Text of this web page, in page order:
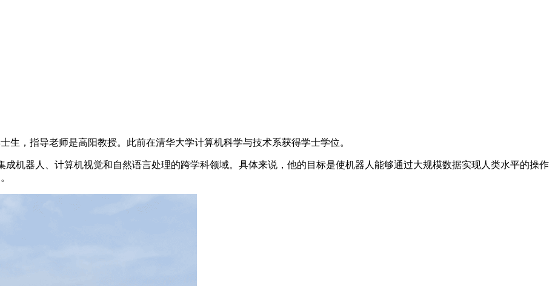
，指导老师是高阳教授。此前在清华大学计算机科学与技术系获得学士学位。
机器人、计算机视觉和自然语言处理的跨学科领域。具体来说，他的目标是使机器人能够通过大规模数据实现人类水平的操作